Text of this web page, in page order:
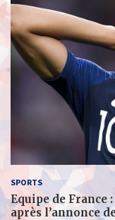
SPORTS
Equipe de France
après l’annonce